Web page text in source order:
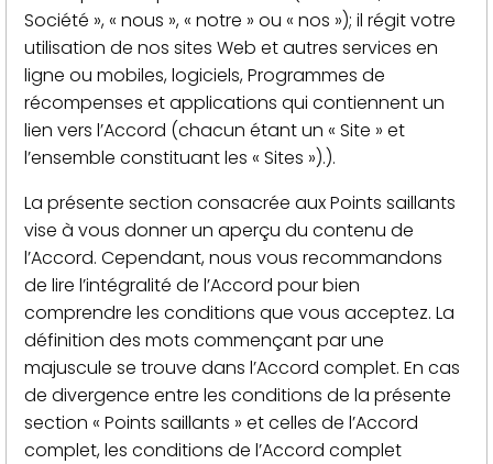
Société », « nous », « notre » ou « nos »); il régit votre
utilisation de nos sites Web et autres services en
ligne ou mobiles, logiciels, Programmes de
récompenses et applications qui contiennent un
lien vers l’Accord (chacun étant un « Site » et
l’ensemble constituant les « Sites »).).
La présente section consacrée aux Points saillants
vise à vous donner un aperçu du contenu de
l’Accord. Cependant, nous vous recommandons
de lire l’intégralité de l’Accord pour bien
comprendre les conditions que vous acceptez. La
définition des mots commençant par une
majuscule se trouve dans l’Accord complet. En cas
de divergence entre les conditions de la présente
section « Points saillants » et celles de l’Accord
complet, les conditions de l’Accord complet